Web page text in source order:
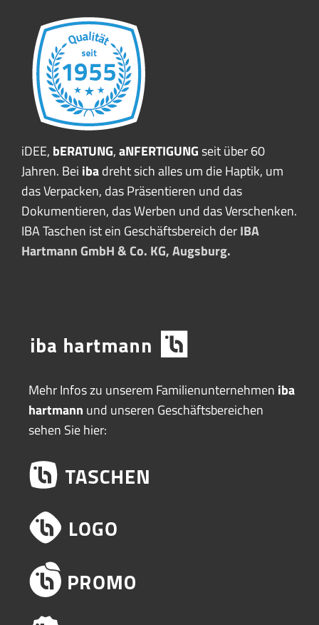
iDEE, bERATUNG,aNFERTIGUNGseit über 60
Jahren. Bei ibadreht sich alles um die Haptik, um
das Verpacken, das Präsentieren und das
Dokumentieren, das Werben und das Verschenken.
IBA Taschen ist ein Geschäftsbereich derIBA
Hartmann GmbH & Co. KG, Augsburg.
Mehr Infos zu unserem Familienunternehmen iba
hartmann und unseren Geschäftsbereichen
sehen Sie hier: